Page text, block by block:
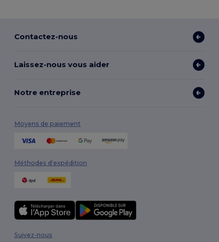
Contactez-nous
Laissez-nous vous aider
Notre entreprise
Moyens de paiement
Méthodes d'expédition
Suivez-nous